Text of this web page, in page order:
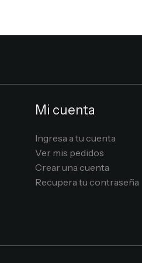
Mi cuenta
Ingresa a tu cuenta
Ver mis pedidos
Crear una cuenta
Recupera tu contraseña